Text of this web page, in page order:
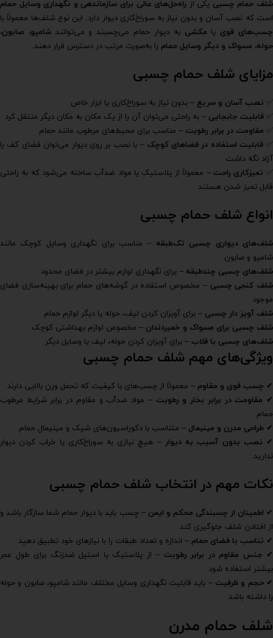
شلف حمام چسبی یکی از راه‌حل‌های عالی برای سازماندهی و نگهداری وسایل حمام
است که نصب آسان و بدون نیاز به سوراخ‌کاری دیوار دارد. این نوع شلف‌ها معمولاً با
چسب‌های قوی یا مکشی به دیوار حمام می‌چسبند و می‌توانندشامپو، صابون،
حوله، مسواک و دیگر وسایل حمام را به‌صورت مرتب در دسترس قرار دهند.
مزایای شلف حمام چسبی
✅ نصب آسان و سریع – بدون نیاز به سوراخ‌کاری یا ابزار خاص
✅ قابلیت جابجایی – به راحتی می‌توان آن را از یک مکان به مکان دیگر منتقل کرد
✅ مقاومت در برابر رطوبت – مناسب برای محیط‌های مرطوب مانند حمام
✅ قابلیت استفاده در فضاهای کوچک – با نصب بر روی دیوار می‌توان فضای کف را
آزاد نگه داشت
✅ تمیزکاری راحت – معمولاً از پلاستیک یا مواد ضدآب ساخته می‌شود که به راحتی
قابل تمیز شدن هستند
انواع شلف حمام چسبی
شلف‌های دیواری چسبی تک‌طبقه – مناسب برای نگهداری وسایل کوچک مانند
شامپو و صابون
شلف‌های چسبی چندطبقه – برای نگهداری لوازم بیشتر در فضای محدود
شلف کنجی چسبی – مخصوص استفاده در گوشه‌های حمام برای بهینه‌سازی فضای
موجود
شلف آویز دار چسبی – برای آویزان کردن لیف، حوله یا دیگر لوازم حمام
شلف چسبی برای مسواک و خمیردندان – مخصوص لوازم بهداشتی کوچک
شلف‌های چسبی با قلاب – برای آویزان کردن حوله، لیف یا وسایل دیگر
ویژگی‌های مهم شلف حمام چسبی
✔ چسب قوی و مقاوم – معمولاً از چسب‌های با کیفیت که تحمل وزن بالایی دارند
✔ مقاومت در برابر بخار و رطوبت – مواد ضدآب و مقاوم در برابر شرایط مرطوب
حمام
✔ طراحی مدرن و مینیمال – متناسب با دکوراسیون‌های شیک و مینیمال حمام
✔ نصب بدون آسیب به دیوار – هیچ نیازی به سوراخ‌کاری یا خراب کردن دیوار
ندارید
نکات مهم در انتخاب شلف حمام چسبی
✔ اطمینان از چسبندگی محکم و ایمن – چسب باید با دیوار حمام شما سازگار باشد و
از افتادن شلف جلوگیری کند
✔ تناسب با فضای حمام – اندازه و تعداد طبقات را با نیازهای خود تطبیق دهید
✔ جنس مقاوم در برابر رطوبت – از پلاستیک یا استیل ضدزنگ برای طول عمر
بیشتر استفاده شود
✔حجم و ظرفیت – باید قابلیت نگهداری وسایل مختلف مانند شامپو، صابون و حوله
را داشته باشد
شلف حمام مدرن